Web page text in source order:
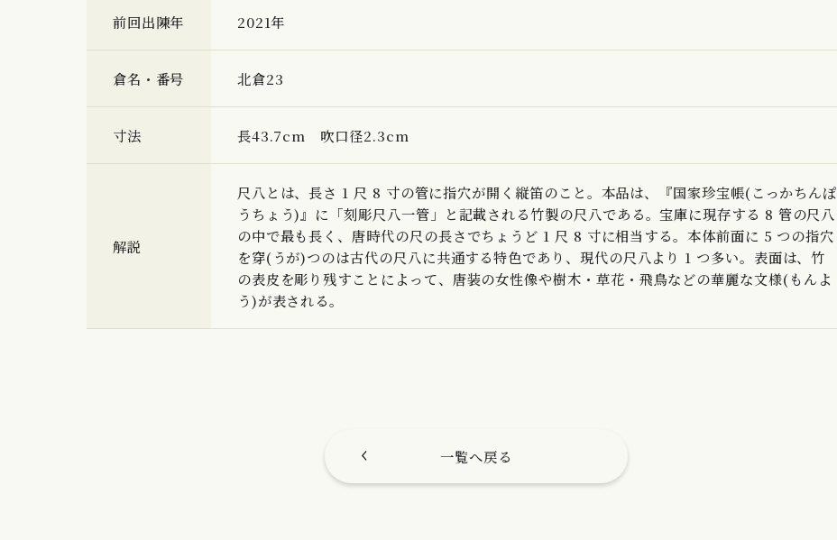
前回出陳年 2021年
倉名・番号 北倉23
寸法 長43.7cm 吹口径2.3cm
解説
尺八とは、長さ 1 尺 8 寸の管に指穴が開く縦笛のこと。本品は、『国家珍宝帳(こっかちんぽ
うちょう)』に「刻彫尺八一管」と記載される竹製の尺八である。宝庫に現存する 8 管の尺八
の中で最も長く、唐時代の尺の長さでちょうど 1 尺 8 寸に相当する。本体前面に 5 つの指穴
を穿(うが)つのは古代の尺八に共通する特色であり、現代の尺八より 1 つ多い。表面は、竹
の表皮を彫り残すことによって、唐装の女性像や樹木・草花・飛鳥などの華麗な文様(もんよ
う)が表される。
一覧へ戻る